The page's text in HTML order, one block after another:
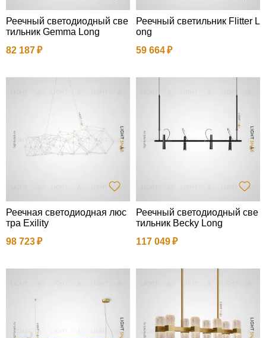
Реечный светодиодный све
тильник Gemma Long
82 187
Реечный светильник Flitter L
ong
59 664
Реечная светодиодная люс
тра Exility
98 723
Реечный светодиодный све
тильник Becky Long
117 049